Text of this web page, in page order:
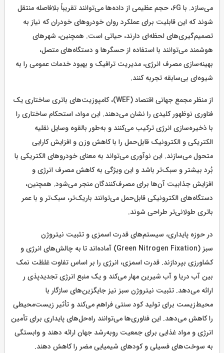
می‌سازد. با 6G، حجم عظیمی از داده‌ها می‌توانند تقریباً بلافاصله منتقل
شوند که این قابلیت برای عملکرد روان خودروهای خودران که نیاز به
تصمیم‌گیری‌های لحظه‌ای دارند، حیاتی است. همچنین، شهرهای
هوشمند می‌توانند با استفاده از حسگرها و دستگاه‌های متصل،
بهینه‌سازی مصرف انرژی، مدیریت ترافیک و بهبود خدمات عمومی را به
شیوه‌ای بی‌سابقه تجربه کنند.
از منظر مجمع جهانی اقتصاد (WEF)، کامپوزیت‌های باتری ساختاری یک
فناوری نوظهور کلیدی را نشان می‌دهند. این مواد، استحکام ساختاری را
با ذخیره‌سازی انرژی ترکیب می‌کنند و به‌طور بالقوه وسایل نقلیه
الکتریکی و الکترونیک قابل‌حمل را با کاهش وزن و افزایش کارایی
متحول می‌سازند. این نوآوری می‌تواند به معنای خودروهای الکتریکی با
بُرد بیشتر و سبک‌تر باشد و این ویژگی به کاهش مصرف انرژی و
افزایش جذابیت آن‌ها برای مصرف‌کنندگان منجر می‌شود. همچنین،
دستگاه‌های الکترونیکی قابل‌حمل می‌توانند باریک‌تر، سبک‌تر و با عمر
باتری طولانی‌تر طراحی شوند.
در حوزه پایداری، سیستم‌های قدرت اسمزی و تثبیت نیتروژن
سبز (Green Nitrogen Fixation) آماده‌اند تا به چالش‌های انرژی و
کشاورزی بپردازند. قدرت اسمزی، انرژی را بر اساس تفاوت غلظت نمک
بین آب دریا و آب شیرین مهار می‌کند و یک منبع انرژی تجدیدپذی ر
ارائه می‌دهد. تثبیت نیتروژن سبز نیز جایگزین‌های سازگار با
محیط‌زیست برای تولید کود سنتی فراهم می‌کند و تأثیر زیست‌محیطی
را کاهش می‌دهد. این فناوری‌ها می‌توانند راه‌حل‌های پایداری برای تأمین
انرژی و مواد غذایی برای جمعیت رو‌به‌رشد جهان ارائه دهند و وابستگی
به سوخت‌های فسیلی و کودهای شیمیایی مضر را کاهش دهند.